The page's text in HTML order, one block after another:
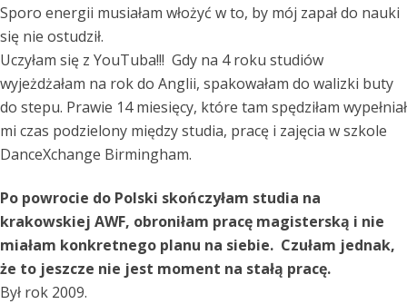
Sporo energii musiałam włożyć w to, by mój zapał do nauki
się nie ostudził.
Uczyłam się z YouTuba!!! Gdy na 4 roku studiów
wyjeżdżałam na rok do Anglii, spakowałam do walizki buty
do stepu. Prawie 14 miesięcy, które tam spędziłam wypełniał
mi czas podzielony między studia, pracę i zajęcia w szkole
DanceXchange Birmingham.
Po powrocie do Polski skończyłam studia na
krakowskiej AWF, obroniłam pracę magisterską i nie
miałam konkretnego planu na siebie. Czułam jednak,
że to jeszcze nie jest moment na stałą pracę.
Był rok 2009.